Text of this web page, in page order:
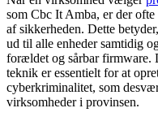
som Cbc It Amba, er der
af sikkerheden. Dette
ud til alle enheder samtidig
forældet og sårbar firmware.
teknik er essentielt for at
cyberkriminalitet, som
virksomheder i provinsen.